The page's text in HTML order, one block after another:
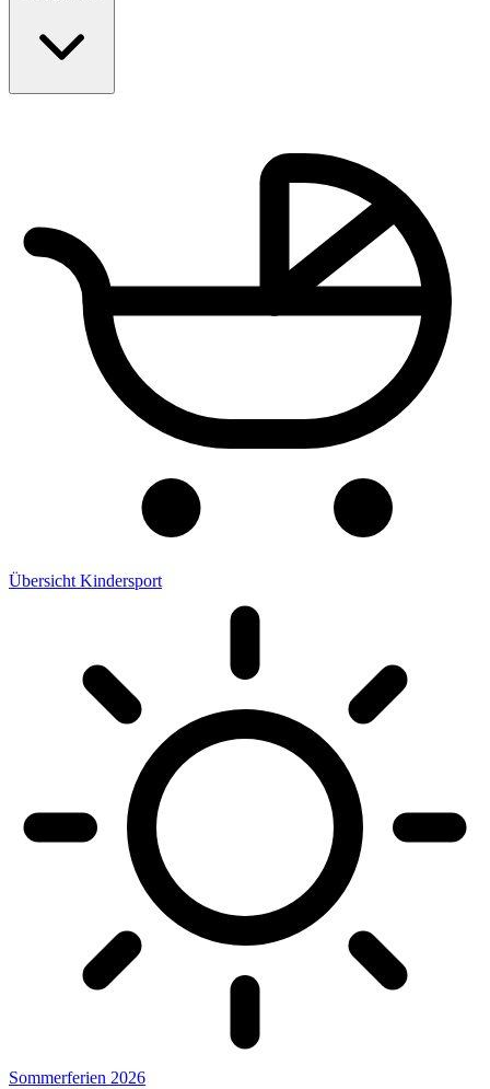
Übersicht Kindersport
Sommerferien 2026